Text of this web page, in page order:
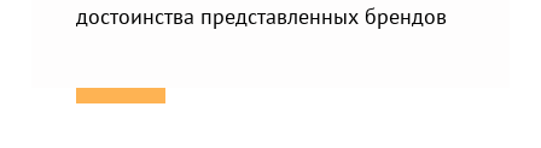
достоинства представленных брендов